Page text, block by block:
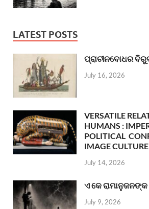
LATEST POSTS
ପ୍ରାଚୀନବୋଧର
July 16, 2026
VERSATILE
HUMANS :
POLITICAL
IMAGE CULTURE
July 14, 2026
ଏ କେ
July 9, 2026